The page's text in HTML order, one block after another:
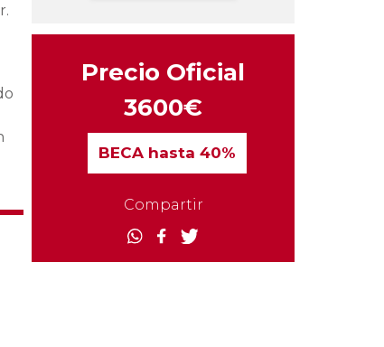
Precio Oficial
3600€
BECAhasta 40%
Compartir